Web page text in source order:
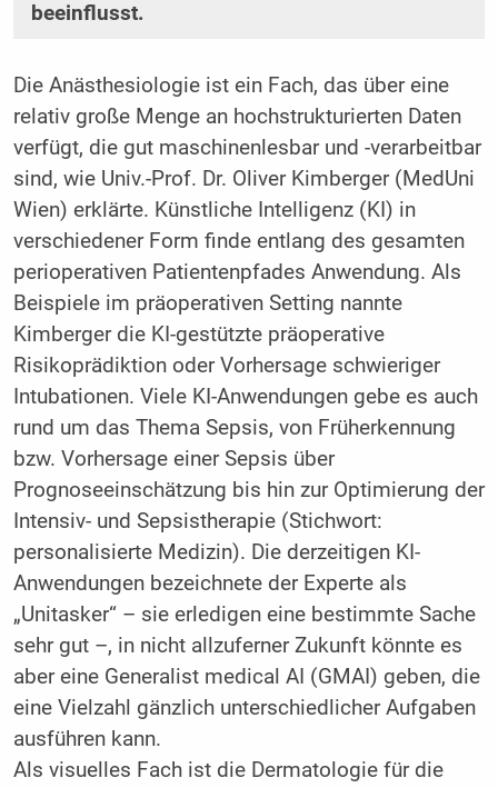
beeinflusst.
Die Anästhesiologie ist ein Fach, das über eine
relativ große Menge an hochstrukturierten Daten
verfügt, die gut maschinenlesbar und -verarbeitbar
sind, wie Univ.-Prof. Dr. Oliver Kimberger (MedUni
Wien) erklärte. Künstliche Intelligenz (KI) in
verschiedener Form finde entlang des gesamten
perioperativen Patientenpfades Anwendung. Als
Beispiele im präoperativen Setting nannte
Kimberger die KI-gestützte präoperative
Risikoprädiktion oder Vorhersage schwieriger
Intubationen. Viele KI-Anwendungen gebe es auch
rund um das Thema Sepsis, von Früherkennung
bzw. Vorhersage einer Sepsis über
Prognoseeinschätzung bis hin zur Optimierung der
Intensiv- und Sepsistherapie (Stichwort:
personalisierte Medizin). Die derzeitigen KI-
Anwendungen bezeichnete der Experte als
„Unitasker“ – sie erledigen eine bestimmte Sache
sehr gut –, in nicht allzuferner Zukunft könnte es
aber eine Generalist medical AI (GMAI) geben, die
eine Vielzahl gänzlich unterschiedlicher Aufgaben
ausführen kann.
Als visuelles Fach ist die Dermatologie für die